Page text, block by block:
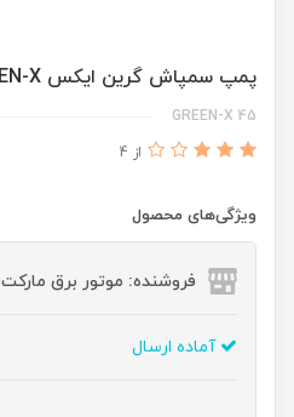
پمپ سمپاش گرین ایکس GREEN-X
GREEN-X 45
از 4
ویژگی‌های محصول
فروشنده: موتور برق مارکت
آماده ارسال